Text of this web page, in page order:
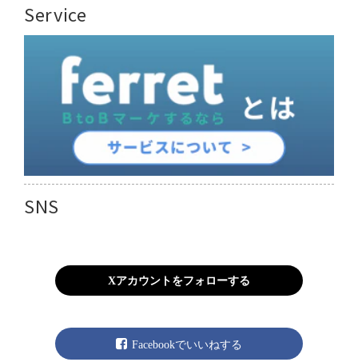
Service
SNS
Xアカウントをフォローする
Facebookでいいねする